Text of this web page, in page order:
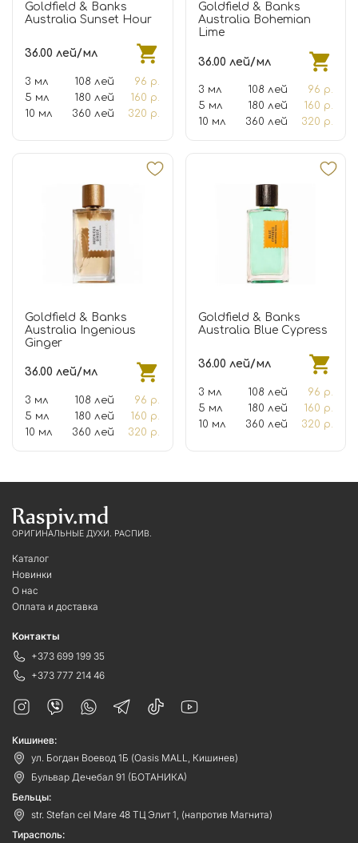
Goldfield & Banks
Australia Sunset Hour
36.00 лей/мл
3 мл 108 лей
96 р.
5 мл
180 лей
160 р.
10 мл
360 лей 320 р.
Goldfield & Banks
Australia Bohemian
Lime
36.00 лей/мл
3 мл 108 лей
96 р.
5 мл
180 лей
160 р.
10 мл
360 лей 320 р.
Goldfield & Banks
Australia Ingenious
Ginger
36.00 лей/мл
3 мл 108 лей
96 р.
5 мл
180 лей
160 р.
10 мл
360 лей 320 р.
Goldfield & Banks
Australia Blue Cypress
36.00 лей/мл
3 мл 108 лей
96 р.
5 мл
180 лей
160 р.
10 мл
360 лей 320 р.
ОРИГИНАЛЬНЫЕ ДУХИ. РАСПИВ.
Каталог
Новинки
О нас
Оплата и доставка
Контакты
+373 699 199 35
+373 777 214 46
Кишинев:
ул. Богдан Воевод 1Б (Oasis MALL, Кишинев)
Бульвар Дечебал 91 (БОТАНИКА)
Бельцы:
str. Stefan cel Mare 48 ТЦ Элит 1, (напротив Магнита)
Тирасполь: